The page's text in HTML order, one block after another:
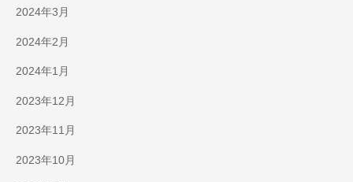
2024年3月
2024年2月
2024年1月
2023年12月
2023年11月
2023年10月